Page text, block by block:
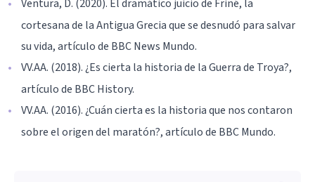
Ventura, D. (2020). El dramático juicio de Friné, la
cortesana de la Antigua Grecia que se desnudó para salvar
su vida, artículo de BBC News Mundo.
VV.AA. (2018). ¿Es cierta la historia de la Guerra de Troya?,
artículo de BBC History.
VV.AA. (2016). ¿Cuán cierta es la historia que nos contaron
sobre el origen del maratón?, artículo de BBC Mundo.